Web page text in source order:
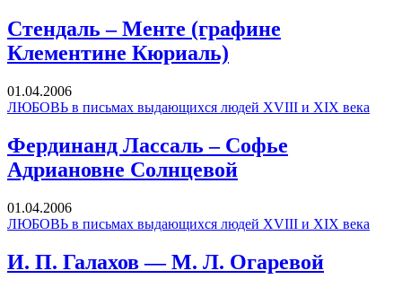
Стендаль – Менте (графине
Клементине Кюриаль)
01.04.2006
ЛЮБОВЬ в письмах выдающихся людей XVIII и XIX века
Фердинанд Лассаль – Софье
Адриановне Солнцевой
01.04.2006
ЛЮБОВЬ в письмах выдающихся людей XVIII и XIX века
И. П. Галахов — М. Л. Огаревой